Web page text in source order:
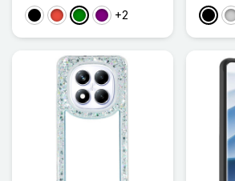
NoirRouge
VertViolet
+2 Noir